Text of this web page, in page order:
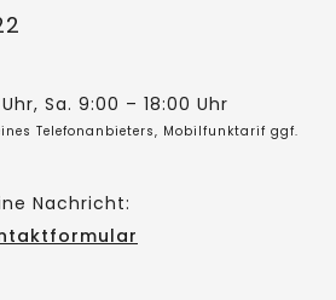
Sa. 9:00 – 18:00 Uhr
Telefonanbieters, Mobilfunktarif ggf.
Nachricht: